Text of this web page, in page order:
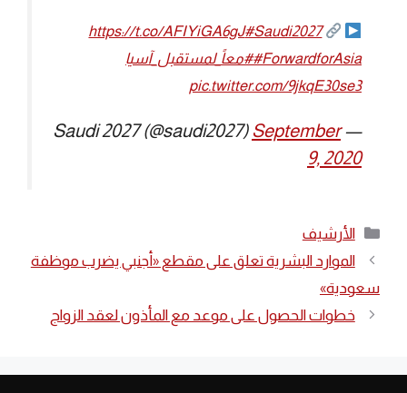
https://t.co/AFIYiGA6gJ#Saudi2027
#ForwardforAsia#معاً_لمستقبل_آسيا
pic.twitter.com/9jkqE30se3
— Saudi 2027 (@saudi2027)
September
9, 2020
التصنيفات
الأرشيف
الموارد البشرية تعلق على مقطع «أجنبي يضرب موظفة
سعودية»
خطوات الحصول على موعد مع المأذون لعقد الزواج